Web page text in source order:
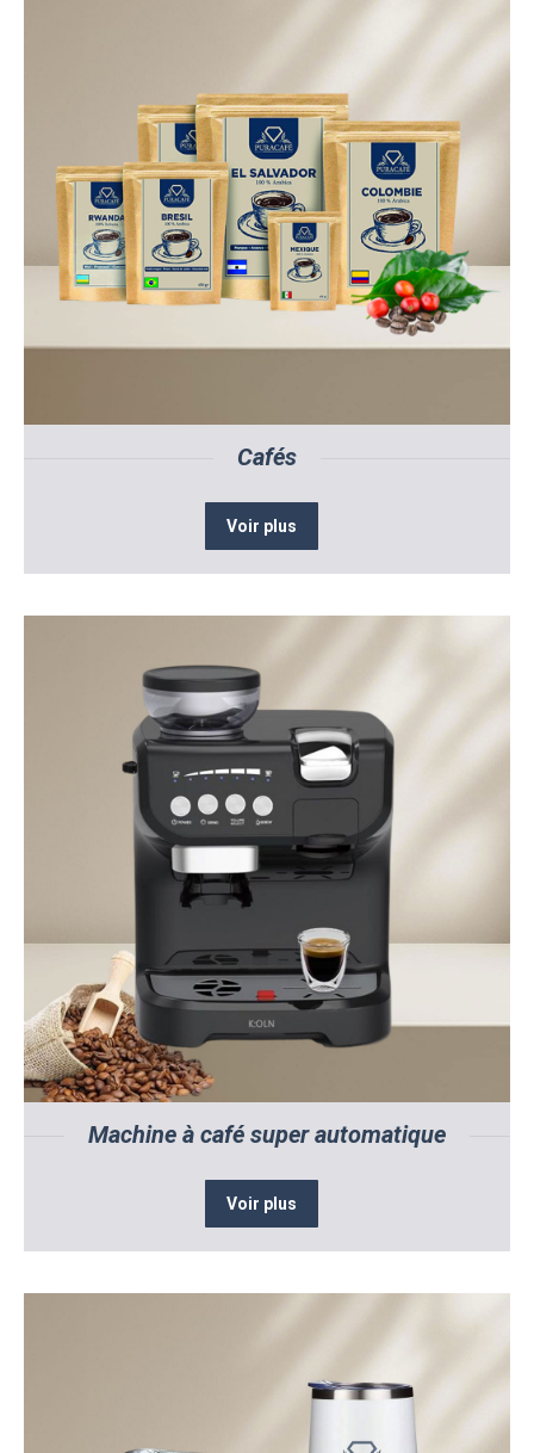
Cafés
Voir plus
Machine à café super automatique
Voir plus